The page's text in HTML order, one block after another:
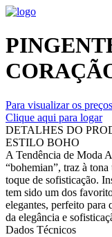
Para visualizar os
Clique aqui para logar
DETALHES DO
ESTILO BOHO
A Tendência de Moda
“bohemian”, traz à
toque de sofisticação.
tem sido um dos
elegantes, perfeito para
da elegância e
Dados Técnicos